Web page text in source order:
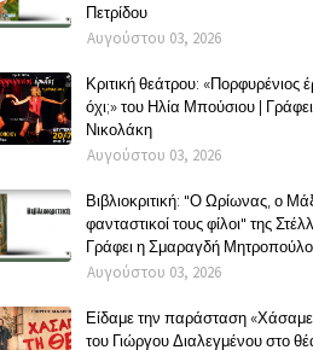
Πετρίδου
Αυγούστου 03, 2026
Κριτική θεάτρου:
όχι;» του Ηλία Μπούσιου |
Νικολάκη
Αυγούστου 03, 2026
Βιβλιοκριτική: "Ο Ωρίωνας, ο
φανταστικοί τους φίλοι" της
Γράφει η Σμαραγδή
Αυγούστου 03, 2026
Είδαμε την παράσταση «Χάσαμε
του Γιώργου Διαλεγμένου στο